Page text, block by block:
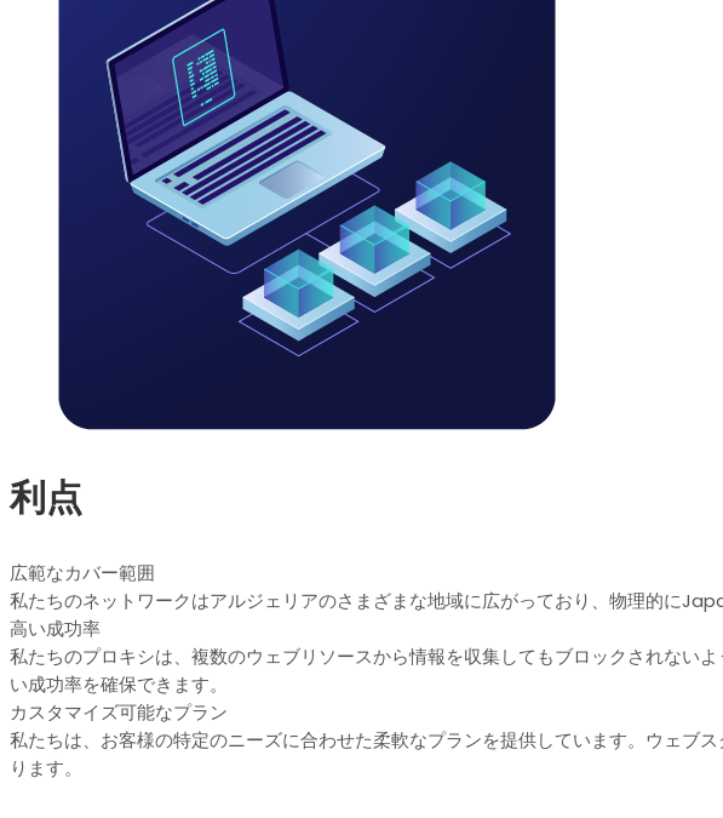
利点
広範なカバー範囲
私たちのネットワークはアルジェリアのさまざまな地域に広がっており、物理的に
高い成功率
私たちのプロキシは、複数のウェブリソースから情報を収集してもブロックされない
い成功率を確保できます。
カスタマイズ可能なプラン
私たちは、お客様の特定のニーズに合わせた柔軟なプランを提供しています。ウェブ
ります。